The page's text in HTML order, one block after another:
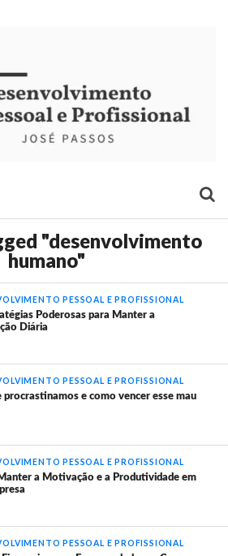
"desenvolvimento
humano"
PESSOAL E PROFISSIONAL
Poderosas para Manter a
Diária
PESSOAL E PROFISSIONAL
procrastinamos e como vencer esse mau
PESSOAL E PROFISSIONAL
a Motivação e a Produtividade em
PESSOAL E PROFISSIONAL